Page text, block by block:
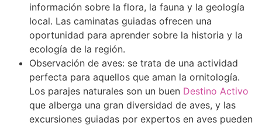
información sobre la flora, la fauna y la geología
local. Las caminatas guiadas ofrecen una
oportunidad para aprender sobre la historia y la
ecología de la región.
Observación de aves: se trata de una actividad
perfecta para aquellos que aman la ornitología.
Los parajes naturales son un buen Destino Activo
que alberga una gran diversidad de aves, y las
excursiones guiadas por expertos en aves pueden